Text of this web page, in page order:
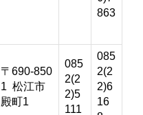
863
〒690-850
1 松江市
殿町1
085
2(2
2)5
111
085
2(2
2)6
16